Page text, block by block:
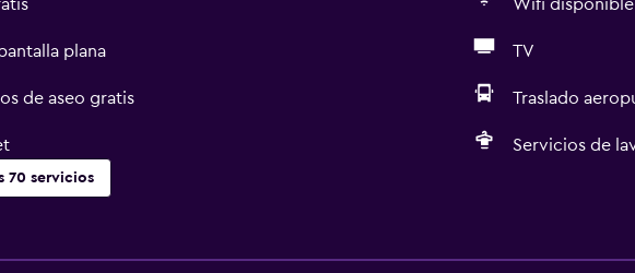
Wifi disponible
plana TV
de aseo gratis Traslado
Servicios de
70 servicios
Habitaciones